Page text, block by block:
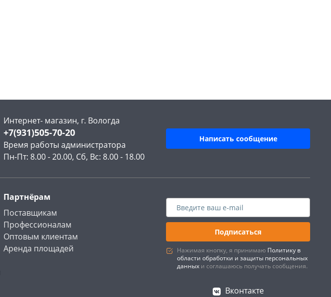
Интернет- магазин, г. Вологда
+7(931)505-70-20
Время работы администратора
Пн-Пт: 8.00 - 20.00, Сб, Вс: 8.00 - 18.00
Написать сообщение
Партнёрам
Поставщикам
Профессионалам
Оптовым клиентам
Аренда площадей
Подписаться
Нажимая кнопку, я принимаю Политику в
области обработки и защиты персональных
данных и соглашаюсь получать сообщения.
Вконтакте
раз в 2 недели